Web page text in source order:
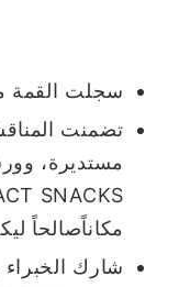
ا
سجلت القمة
تضمنت
مستديرة،
مكاناًصالحاً
شارك الخبراء